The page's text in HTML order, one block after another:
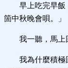
早上吃完早飯
箇中秋晚會唄。」
我一聽，馬上
我為什麼積極